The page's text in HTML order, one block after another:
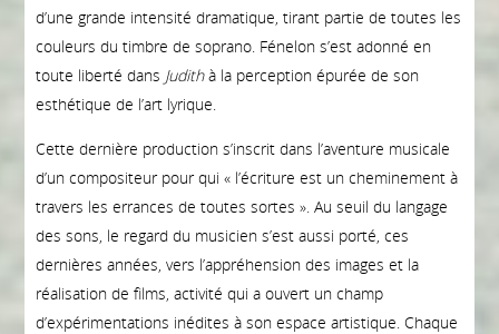
d’une grande intensité dramatique, tirant partie de toutes les
couleurs du timbre de soprano. Fénelon s’est adonné en
toute liberté dans Judithà la perception épurée de son
esthétique de l’art lyrique.
Cette dernière production s’inscrit dans l’aventure musicale
d’un compositeur pour qui « l’écriture est un cheminement à
travers les errances de toutes sortes ». Au seuil du langage
des sons, le regard du musicien s’est aussi porté, ces
dernières années, vers l’appréhension des images et la
réalisation de films, activité qui a ouvert un champ
d’expérimentations inédites à son espace artistique. Chaque